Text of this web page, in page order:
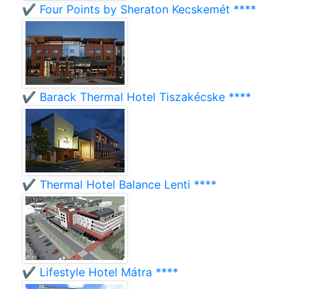
✔️ Four Points by Sheraton Kecskemét ****
✔️ Barack Thermal Hotel Tiszakécske ****
✔️ Thermal Hotel Balance Lenti ****
✔️ Lifestyle Hotel Mátra ****